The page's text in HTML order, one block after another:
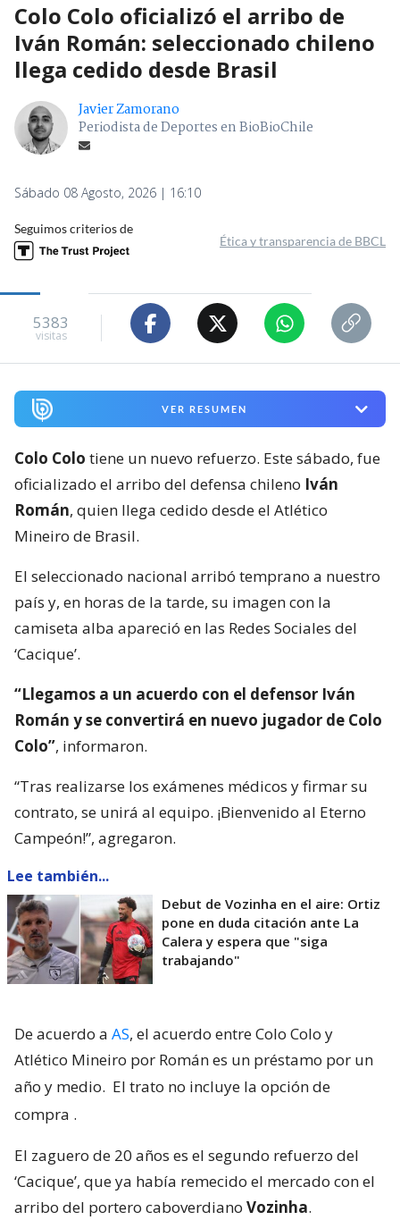
Colo Colo oficializó el arribo de
Iván Román: seleccionado chileno
llega cedido desde Brasil
Javier Zamorano
Periodista de Deportes en BioBioChile
Sábado 08 Agosto, 2026 | 16:10
Seguimos criterios de
Ética y transparencia de BBCL
5383
visitas
VER RESUMEN
Colo Colo tiene un nuevo refuerzo. Este sábado, fue
oficializado el arribo del defensa chileno Iván
Román, quien llega cedido desde el Atlético
Mineiro de Brasil.
El seleccionado nacional arribó temprano a nuestro
país y, en horas de la tarde, su imagen con la
camiseta alba apareció en las Redes Sociales del
‘Cacique’.
“Llegamos a un acuerdo con el defensor Iván
Román y se convertirá en nuevo jugador de Colo
Colo”, informaron.
“Tras realizarse los exámenes médicos y firmar su
contrato, se unirá al equipo. ¡Bienvenido al Eterno
Campeón!”, agregaron.
Lee también...
Debut de Vozinha en el aire: Ortiz
pone en duda citación ante La
Calera y espera que "siga
trabajando"
De acuerdo a AS, el acuerdo entre Colo Colo y
Atlético Mineiro por Román es un préstamo por un
año y medio. El trato no incluye la opción de
compra .
El zaguero de 20 años es el segundo refuerzo del
‘Cacique’, que ya había remecido el mercado con el
arribo del portero caboverdiano Vozinha.